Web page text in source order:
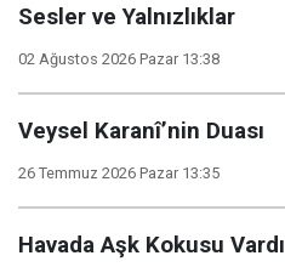
Sesler ve Yalnızlıklar
02 Ağustos 2026 Pazar 13:38
Veysel Karanî’nin Duası
26 Temmuz 2026 Pazar 13:35
Havada Aşk Kokusu Vardı